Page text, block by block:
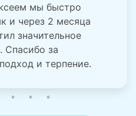
мы быстро
и через 2 месяца
значительное
Спасибо за
и терпение.